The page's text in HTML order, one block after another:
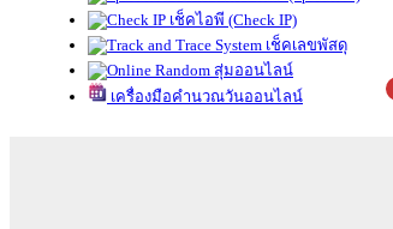
เช็คไอพี (Check IP)
เช็คเลขพัสดุ
สุ่มออนไลน์
เครื่องมือคำนวณวันออนไลน์